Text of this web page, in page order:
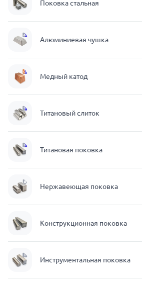
Поковка стальная
Алюминиевая чушка
Медный катод
Титановый слиток
Титановая поковка
Нержавеющая поковка
Конструкционная поковка
Инструментальная поковка